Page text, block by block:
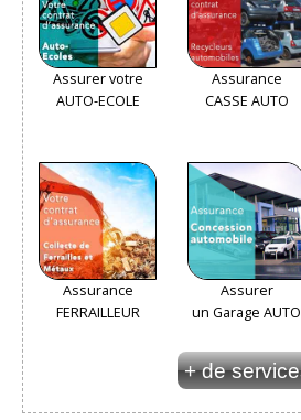
Assurer votre
AUTO-ECOLE
Assurance
CASSE AUTO
Assurance
FERRAILLEUR
Assurer
un Garage AUTO
+ de